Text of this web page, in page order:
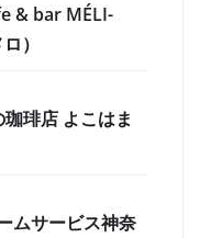
& bar MÉLI-
）
珈琲店 よこはま
ムサービス神奈